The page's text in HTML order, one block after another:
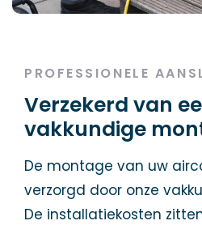
PROFESSIONELE
Verzekerd van
vakkundige
De montage van uw
verzorgd door onze
De installatiekosten